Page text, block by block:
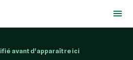
avant d'apparaître ici